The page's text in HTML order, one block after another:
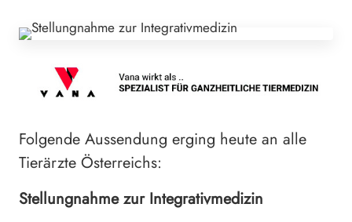
Folgende Aussendung erging heute an alle
Tierärzte Österreichs:
Stellungnahme zur Integrativmedizin